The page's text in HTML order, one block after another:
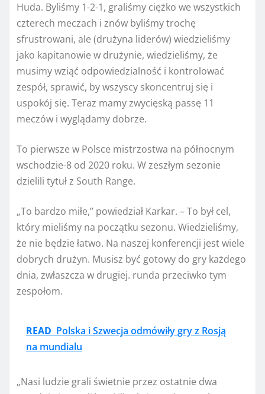
Huda. Byliśmy 1-2-1, graliśmy ciężko we wszystkich
czterech meczach i znów byliśmy trochę
sfrustrowani, ale (drużyna liderów) wiedzieliśmy
jako kapitanowie w drużynie, wiedzieliśmy, że
musimy wziąć odpowiedzialność i kontrolować
zespół, sprawić, by wszyscy skoncentruj się i
uspokój się. Teraz mamy zwycięską passę 11
meczów i wyglądamy dobrze.
To pierwsze w Polsce mistrzostwa na północnym
wschodzie-8 od 2020 roku. W zeszłym sezonie
dzielili tytuł z South Range.
„To bardzo miłe,” powiedział Karkar. – To był cel,
który mieliśmy na początku sezonu. Wiedzieliśmy,
że nie będzie łatwo. Na naszej konferencji jest wiele
dobrych drużyn. Musisz być gotowy do gry każdego
dnia, zwłaszcza w drugiej. runda przeciwko tym
zespołom.
READ Polska i Szwecja odmówiły gry z Rosją
na mundialu
„Nasi ludzie grali świetnie przez ostatnie dwa